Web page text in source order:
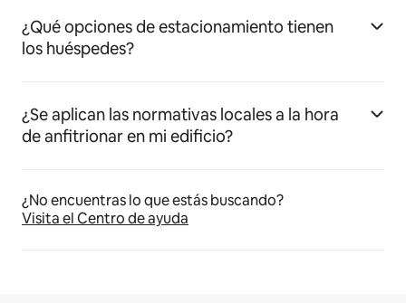
¿Qué opciones de estacionamiento tienen
los huéspedes?
¿Se aplican las normativas locales a la hora
de anfitrionar en mi edificio?
¿No encuentras lo que estás buscando?
Visita el Centro de ayuda